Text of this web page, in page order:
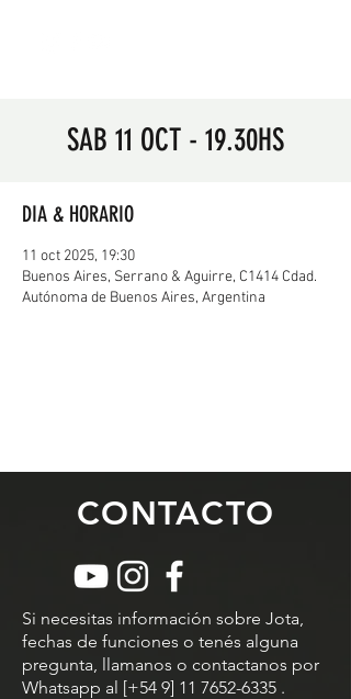
SAB 11 OCT - 19.30HS
DIA & HORARIO
11 oct 2025, 19:30
Buenos Aires, Serrano & Aguirre, C1414 Cdad.
Autónoma de Buenos Aires, Argentina
CONTACTO
Si necesitas información sobre Jota,
fechas de funciones o tenés alguna
pregunta, llamanos o contactanos por
Whatsapp al [+54 9] 11 7652-6335 .